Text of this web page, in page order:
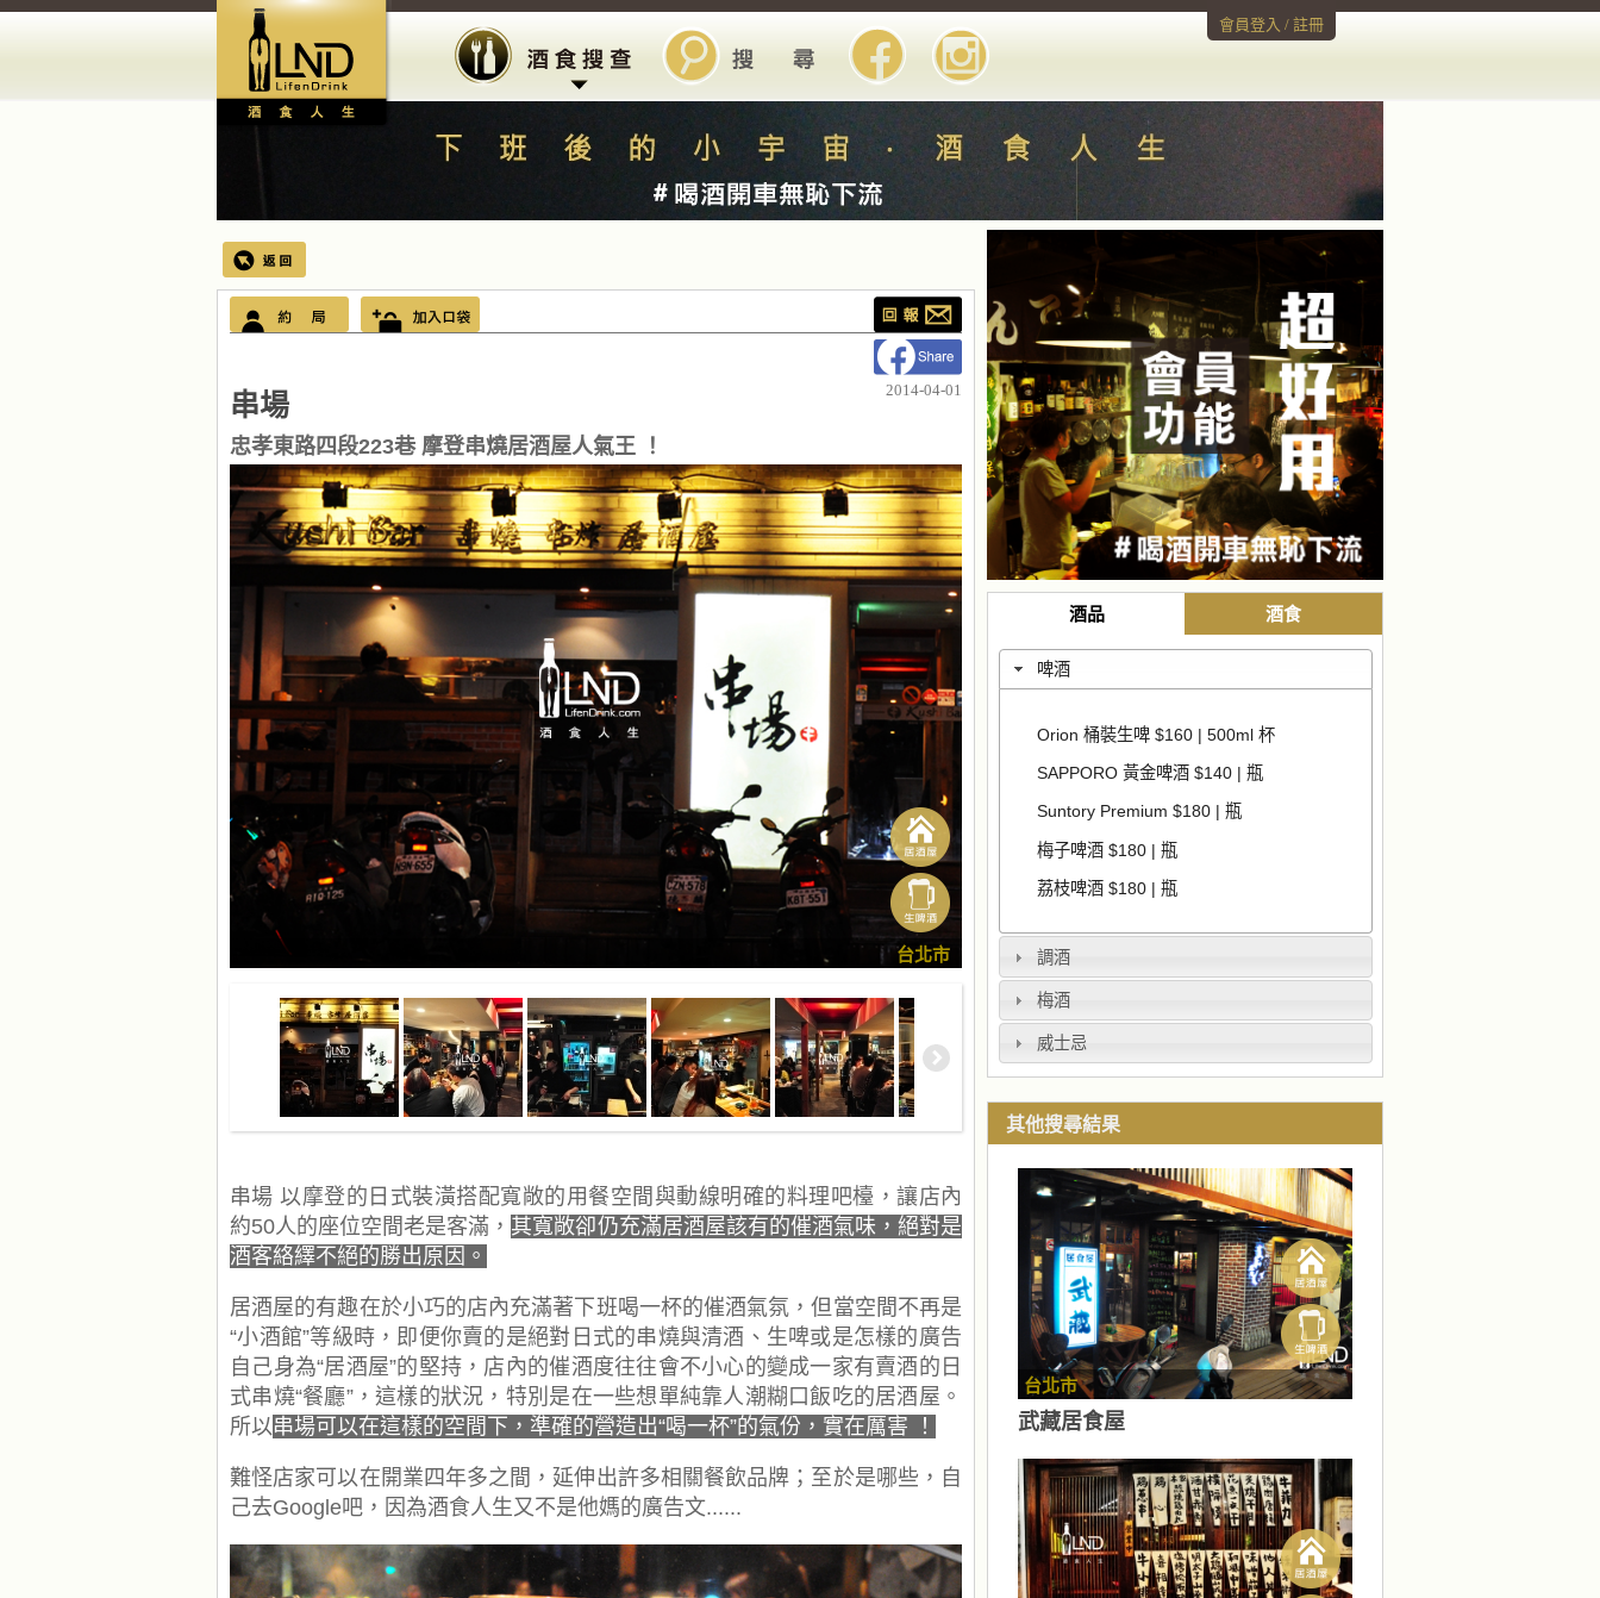
會員登入 / 註冊
酒品 酒食
啤酒
Orion 桶裝生啤 $160 | 500ml 杯
SAPPORO 黃金啤酒 $140 | 瓶
Suntory Premium $180 | 瓶
梅子啤酒 $180 | 瓶
荔枝啤酒 $180 | 瓶
調酒
梅酒
威士忌
其他搜尋結果
台北市
武藏居食屋
串場 2014-04-01
忠孝東路四段223巷 摩登串燒居酒屋人氣王 ！
台北市
串場 以摩登的日式裝潢搭配寬敞的用餐空間與動線明確的料理吧檯，讓店內
約50人的座位空間老是客滿， 其寬敞卻仍充滿居酒屋該有的催酒氣味，絕對是
酒客絡繹不絕的勝出原因。
居酒屋的有趣在於小巧的店內充滿著下班喝一杯的催酒氣氛，但當空間不再是
“小酒館”等級時，即便你賣的是絕對日式的串燒與清酒、生啤或是怎樣的廣告
自己身為“居酒屋”的堅持，店內的催酒度往往會不小心的變成一家有賣酒的日
式串燒“餐廳”，這樣的狀況，特別是在一些想單純靠人潮糊口飯吃的居酒屋。
所以 串場可以在這樣的空間下，準確的營造出“喝一杯”的氣份，實在厲害 ！
難怪店家可以在開業四年多之間，延伸出許多相關餐飲品牌；至於是哪些，自
己去Google吧，因為酒食人生又不是他媽的廣告文......